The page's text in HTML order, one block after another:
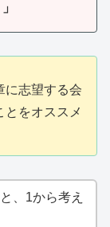
に志望する会
をオススメ
、1から考え